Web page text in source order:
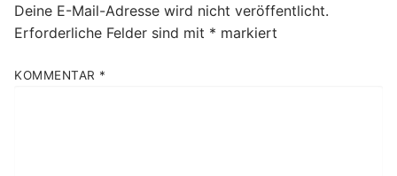
Deine E-Mail-Adresse wird nicht veröffentlicht.
Erforderliche Felder sind mit * markiert
KOMMENTAR *